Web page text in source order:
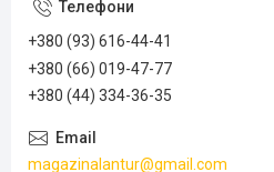
+380 (93) 616-44-41
+380 (66) 019-47-77
+380 (44) 334-36-35
magazinalantur@gmail.com